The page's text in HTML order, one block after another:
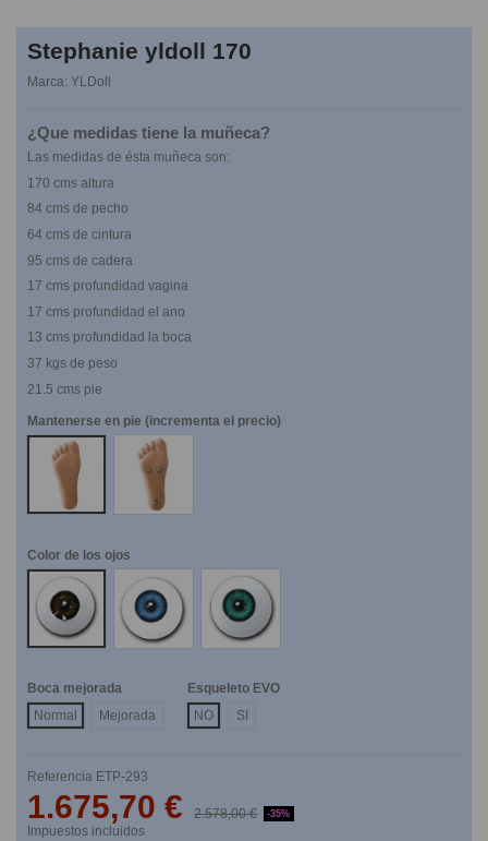
Stephanie yldoll 170
Marca: YLDoll
¿Que medidas tiene la muñeca?
Las medidas de ésta muñeca son:
170 cms altura
84 cms de pecho
64 cms de cintura
95 cms de cadera
17 cms profundidad vagina
17 cms profundidad el ano
13 cms profundidad la boca
37 kgs de peso
21.5 cms pie
Mantenerse en pie (incrementa el precio)
NO
SI
Color de los ojos
Marrones
Azules Verdes
Boca mejorada
Normal
Mejorada
Esqueleto EVO
NO
SI
Referencia ETP-293
1.675,70 € 2.578,00 € -35%
Impuestos incluidos